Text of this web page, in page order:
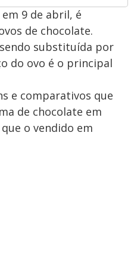
9 de abril, é
de chocolate.
substituída por
do ovo é o principal
e comparativos que
de chocolate em
o vendido em